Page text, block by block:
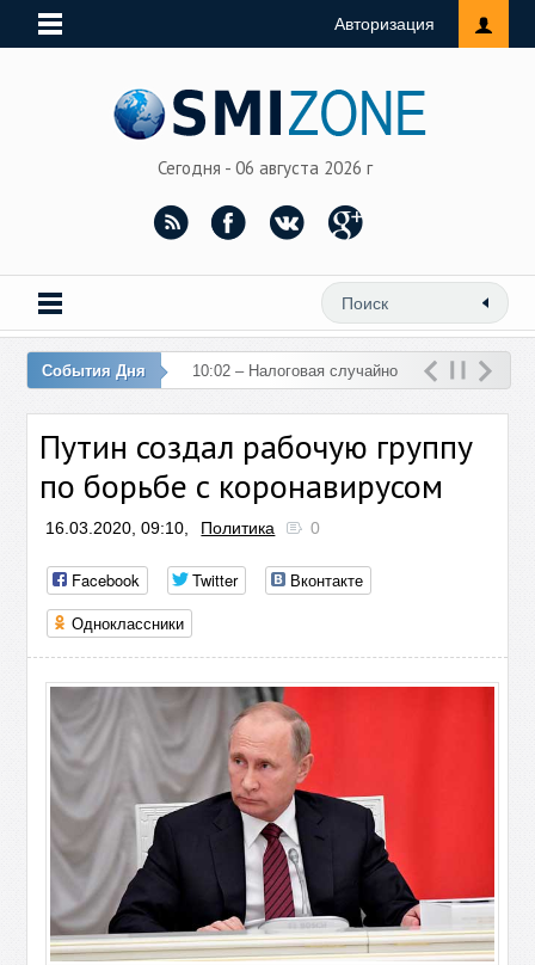
Авторизация
Сегодня - 06 августа 2026 г
События Дня 10:02 – Налоговая случайно
на счет женщины
Путин создал рабочую группу
по борьбе с коронавирусом
16.03.2020, 09:10, Политика 0
Facebook Twitter
Вконтакте
Одноклассники